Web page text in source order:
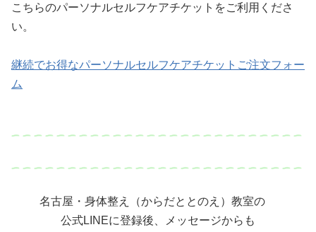
こちらのパーソナルセルフケアチケットをご利用くださ
い。
継続でお得なパーソナルセルフケアチケットご注文フォー
ム
名古屋・身体整え（からだととのえ）教室の
公式LINEに登録後、メッセージからも